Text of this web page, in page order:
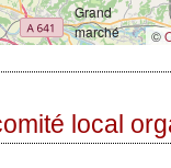
©
local